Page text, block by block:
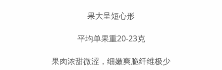
果大呈短心形
平均单果重20-23克
果肉浓甜微涩，细嫩爽脆纤维极少